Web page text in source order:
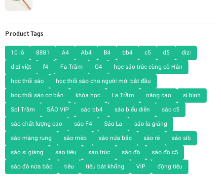
Product Tags
10 lỗ 8881 A4 Ab4 B4 bb4 c5 d5 dizi
dizi việt f4 Fa Trầm G4 học sáo trúc cùng cô Hán
học thổi sáo học thổi sáo cho người mới bắt đầu
học thổi sáo cơ bản khóa học La Trầm nâng cao si bình
Sol Trầm SÁO VIP sáo bb4 sáo biểu diễn sáo c5
sáo chất lượng cao sáo F4 Sáo La sáo la giáng
sáo màng rung sáo mèo sáo nứa bắc sáo rê sáo sib
sáo si giáng sáo tiêu sáo trúc sáo đô sáo đô c5
sáo đô nứa bắc tiêu tiêu bát khổng VIP động tiêu